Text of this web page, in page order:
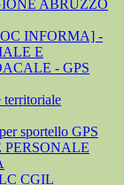
ABRUZZO
INFORMA] -
E
- GPS
territoriale
sportello GPS
CGIL